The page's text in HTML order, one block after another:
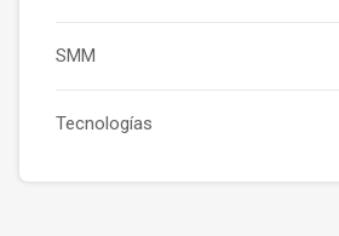
SMM
Tecnologías